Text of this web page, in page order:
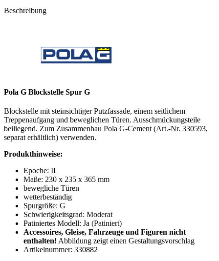
Beschreibung
Pola G Blockstelle Spur G
Blockstelle mit steinsichtiger Putzfassade, einem seitlichem
Treppenaufgang und beweglichen Türen. Ausschmückungsteile
beiliegend. Zum Zusammenbau Pola G-Cement (Art.-Nr. 330593,
separat erhältlich) verwenden.
Produkthinweise:
Epoche: II
Maße: 230 x 235 x 365 mm
bewegliche Türen
wetterbeständig
Spurgröße: G
Schwierigkeitsgrad: Moderat
Patiniertes Modell: Ja (Patiniert)
Accessoires, Gleise, Fahrzeuge und Figuren nicht
enthalten! Abbildung zeigt einen Gestaltungsvorschlag
Artikelnummer: 330882